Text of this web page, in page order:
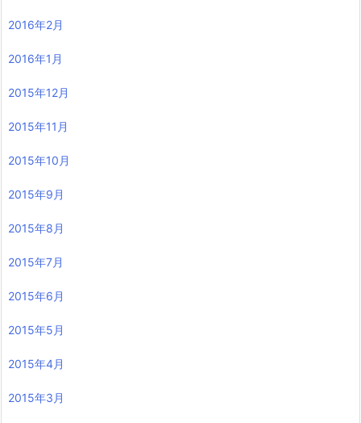
2016年2月
2016年1月
2015年12月
2015年11月
2015年10月
2015年9月
2015年8月
2015年7月
2015年6月
2015年5月
2015年4月
2015年3月